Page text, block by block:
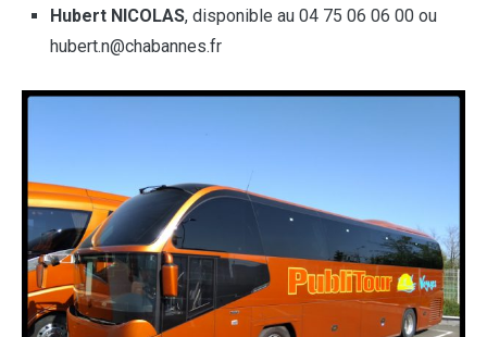
Hubert NICOLAS, disponible au 04 75 06 06 00 ou
hubert.n@chabannes.fr